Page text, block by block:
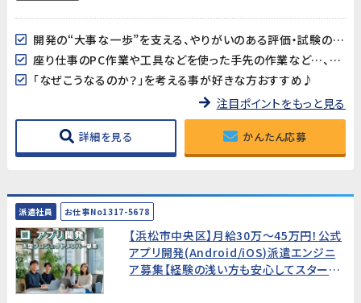
開発の“大事な一歩”を支える、やりがいのある評価・試験のお仕事
座り仕事のPC作業や工具などを使った手先の作業など…、色々あって楽しい！
「なぜこうなるのか？」を考える事が好きな方おすすめ♪
注目ポイントをもっと見る
詳細を見る かんたん応募
派遣社員 お仕事No1317-5678
【浜松市中央区】月給30万～45万円！公式
アプリ開発(Android/iOS)派遣エンジニ
ア募集【経験の浅い方も安心してスタート